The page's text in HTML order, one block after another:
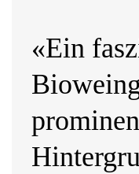
«Ein